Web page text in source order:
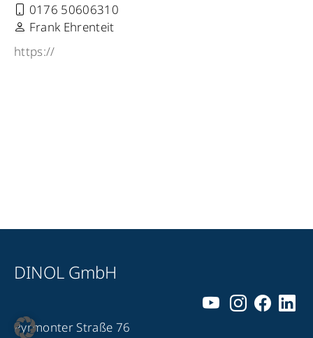
0176 50606310
Frank Ehrenteit
https://
DINOL GmbH
Pyrmonter Straße 76